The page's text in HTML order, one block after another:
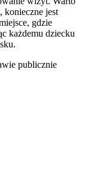
konieczne jest
gdzie
każdemu dziecku
publicznie